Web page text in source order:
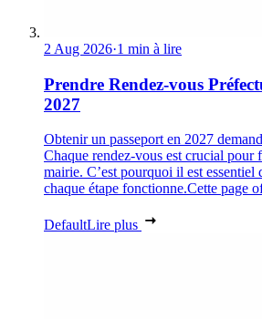
2 Aug 2026·1 min à lire
Prendre Rendez-vous
2027
Obtenir un passeport en 2027
Chaque rendez-vous est crucial pour
mairie. C’est pourquoi il est
chaque étape fonctionne.Cette page
DefaultLire plus